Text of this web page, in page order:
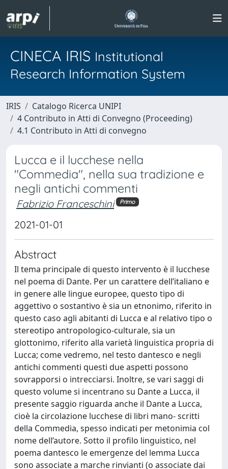
CINECA IRIS Institutional
Research Information System
IRIS
Catalogo Ricerca UNIPI
4 Contributo in Atti di Convegno (Proceeding)
4.1 Contributo in Atti di convegno
Lucca e il lucchese nella
"Commedia", nella sua tradizione e
negli antichi commenti
Fabrizio Franceschini Primo
2021-01-01
Abstract
Il tema principale di questo intervento è il lucchese
nel poema di Dante. Per un carattere dell’italiano e
in genere alle lingue europee, questo tipo di
aggettivo o sostantivo è sia un etnonimo, riferito in
questo caso agli abitanti di Lucca e al relativo tipo o
stereotipo antropologico-culturale, sia un
glottonimo, riferito alla varietà linguistica propria di
Lucca; come vedremo, nel testo dantesco e negli
antichi commenti questi due aspetti possono
sovrapporsi o intrecciarsi. Inoltre, se vari saggi di
questo volume si incentrano su Dante a Lucca, il
presente saggio riguarda anche il Dante a Lucca,
cioè la circolazione lucchese di libri mano- scritti
della Commedia, spesso indicati per metonimia col
nome dell’autore. Sotto il profilo linguistico, nel
poema dantesco le emergenze del lemma Lucca
sono associate a marche rinvianti (o associate dai